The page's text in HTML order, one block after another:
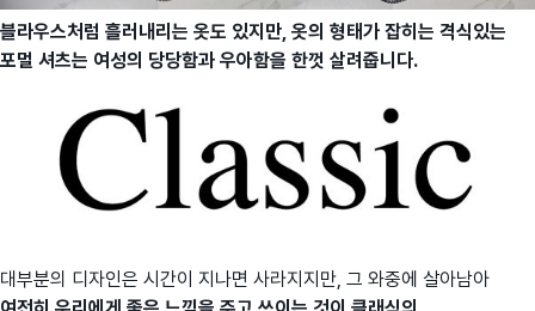
블라우스처럼 흘러내리는 옷도 있지만, 옷의 형태가 잡히는 격식있는
포멀 셔츠는 여성의 당당함과 우아함을 한껏 살려줍니다.
대부분의 디자인은 시간이 지나면 사라지지만, 그 와중에 살아남아